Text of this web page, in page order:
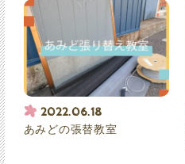
2022.06.18
あみどの張替教室